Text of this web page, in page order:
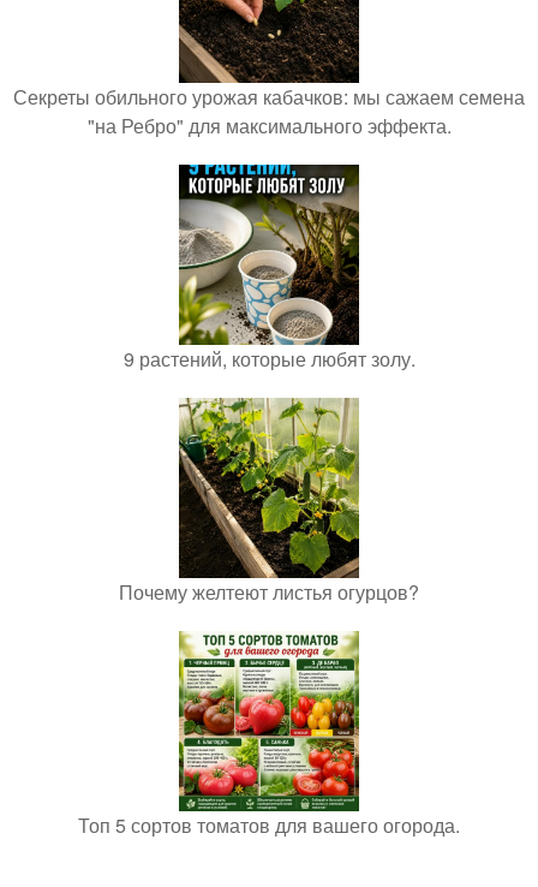
Секреты обильного урожая кабачков: мы сажаем семена
"на Ребро" для максимального эффекта.
9 растений, которые любят золу.
Почему желтеют листья огурцов?
Топ 5 сортов томатов для вашего огорода.